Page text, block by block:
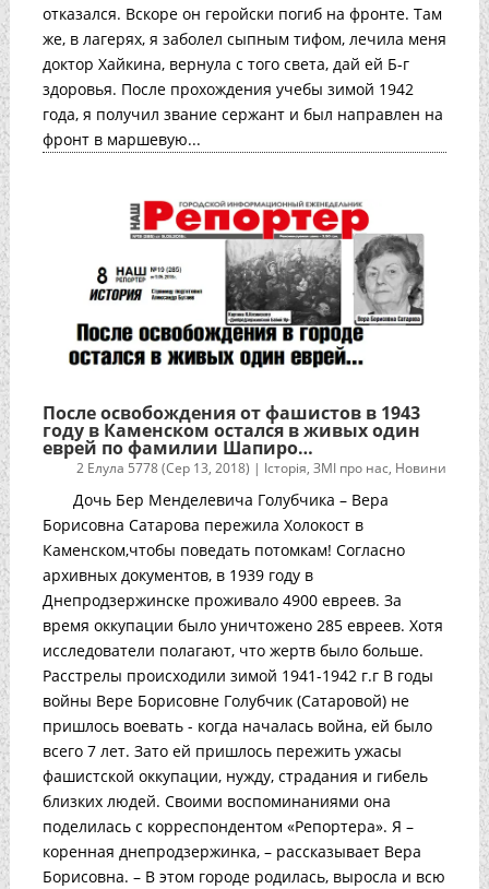
отказался. Вскоре он геройски погиб на фронте. Там
же, в лагерях, я заболел сыпным тифом, лечила меня
доктор Хайкина, вернула с того света, дай ей Б-г
здоровья. После прохождения учебы зимой 1942
года, я получил звание сержант и был направлен на
фронт в маршевую...
После освобождения от фашистов в 1943
году в Каменском остался в живых один
еврей по фамилии Шапиро…
2 Елула 5778 (Сер 13, 2018) | Історія,ЗМІ про нас, Новини
Дочь Бер Менделевича Голубчика – Вера
Борисовна Сатарова пережила Холокост в
Каменском,чтобы поведать потомкам! Согласно
архивных документов, в 1939 году в
Днепродзержинске проживало 4900 евреев. За
время оккупации было уничтожено 285 евреев. Хотя
исследователи полагают, что жертв было больше.
Расстрелы происходили зимой 1941-1942 г.г В годы
войны Вере Борисовне Голубчик (Сатаровой) не
пришлось воевать - когда началась война, ей было
всего 7 лет. Зато ей пришлось пережить ужасы
фашистской оккупации, нужду, страдания и гибель
близких людей. Своими воспоминаниями она
поделилась с корреспондентом «Репортера». Я –
коренная днепродзержинка, – рассказывает Вера
Борисовна. – В этом городе родилась, выросла и всю